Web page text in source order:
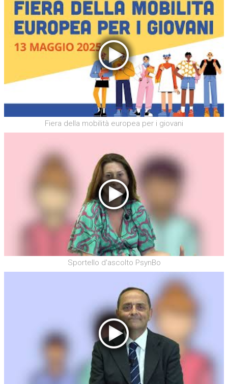
Fiera della mobilità europea per i giovani
Sportello d'ascolto PsynBo